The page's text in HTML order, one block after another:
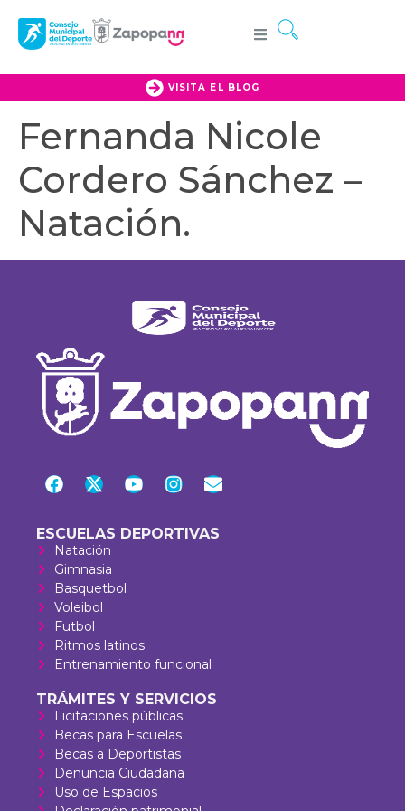
VISITA EL BLOG
Fernanda Nicole
Cordero Sánchez –
Natación.
ESCUELAS DEPORTIVAS
Natación
Gimnasia
Basquetbol
Voleibol
Futbol
Ritmos latinos
Entrenamiento funcional
TRÁMITES Y SERVICIOS
Licitaciones públicas
Becas para Escuelas
Becas a Deportistas
Denuncia Ciudadana
Uso de Espacios